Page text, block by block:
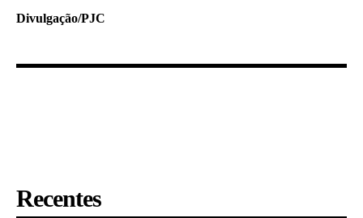
Divulgação/PJC
Recentes